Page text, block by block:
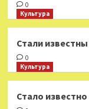
0
Культура
Стали
0
Культура
Стало